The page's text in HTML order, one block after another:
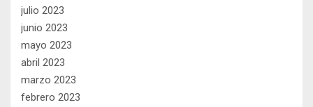
julio 2023
junio 2023
mayo 2023
abril 2023
marzo 2023
febrero 2023